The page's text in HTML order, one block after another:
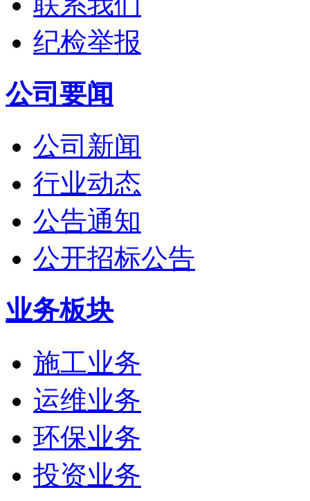
纪检举报
公司要闻
公司新闻
行业动态
公告通知
公开招标公告
业务板块
施工业务
运维业务
环保业务
投资业务